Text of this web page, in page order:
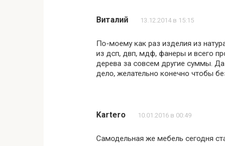
Виталий 13.12.2014 в 15:15
По-моему как раз изделия из
из дсп, двп, мдф, фанеры и всего
дерева за совсем другие суммы.
дело, желательно конечно чтобы
Kartero 10.01.2016 в 00:49
Самодельная же мебель сегодня